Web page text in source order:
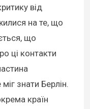
від
на те, що
що
ці контакти
знати Берлін.
країн